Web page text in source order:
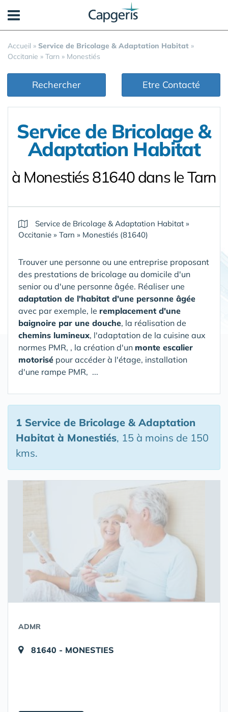
Accueil » Service de Bricolage & Adaptation Habitat »
Occitanie » Tarn » Monestiés
Rechercher Etre Contacté
Service de Bricolage &
Adaptation Habitat
à Monestiés 81640 dans le Tarn
Service de Bricolage & Adaptation Habitat »
Occitanie » Tarn » Monestiés (81640)
Trouver une personne ou une entreprise proposant
des prestations de bricolage au domicile d'un
senior ou d'une personne âgée. Réaliser une
adaptation de l'habitat d'une personne âgée
avec par exemple, le remplacement d'une
baignoire par une douche, la réalisation de
chemins lumineux, l'adaptation de la cuisine aux
normes PMR, , la création d'un monte escalier
motorisé pour accéder à l'étage, installation
d'une rampe PMR, ...
1 Service de Bricolage & Adaptation
Habitat à Monestiés, 15 à moins de 150
kms.
ADMR
81640 - MONESTIES